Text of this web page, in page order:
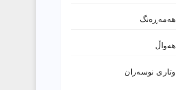
هەمەڕەنگ
هەواڵ
وتارى نوسەران